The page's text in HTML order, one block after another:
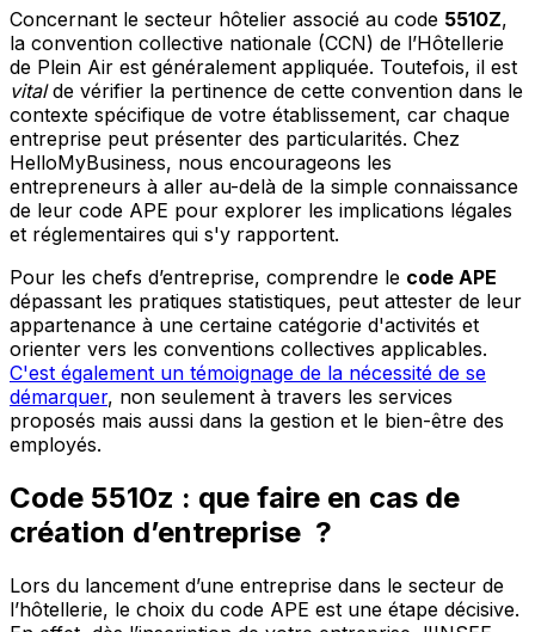
Concernant le secteur hôtelier associé au code 5510Z,
la convention collective nationale (CCN) de l’Hôtellerie
de Plein Air est généralement appliquée. Toutefois, il est
vitalde vérifier la pertinence de cette convention dans le
contexte spécifique de votre établissement, car chaque
entreprise peut présenter des particularités. Chez
HelloMyBusiness, nous encourageons les
entrepreneurs à aller au-delà de la simple connaissance
de leur code APE pour explorer les implications légales
et réglementaires qui s'y rapportent.
Pour les chefs d’entreprise, comprendre le code APE
dépassant les pratiques statistiques, peut attester de leur
appartenance à une certaine catégorie d'activités et
orienter vers les conventions collectives applicables.
C'est également un témoignage de la nécessité de se
démarquer, non seulement à travers les services
proposés mais aussi dans la gestion et le bien-être des
employés.
Code 5510z : que faire en cas de
création d’entreprise ?
Lors du lancement d’une entreprise dans le secteur de
l’hôtellerie, le choix du code APE est une étape décisive.